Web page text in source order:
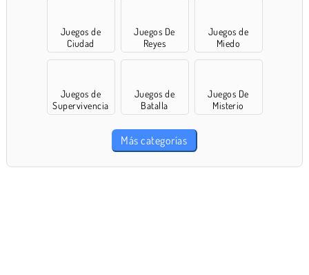
Juegos de
Ciudad
Juegos De
Reyes
Juegos de
Miedo
Juegos de
Supervivencia
Juegos de
Batalla
Juegos De
Misterio
Más categorías